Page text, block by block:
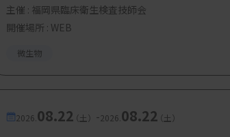
主催 : 福岡県臨床衛生検査技師会
開催場所 : WEB
微生物
2026. 08.22（土） -2026. 08.22（土）